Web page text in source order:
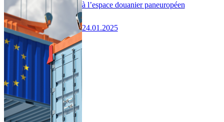
à l’espace douanier paneuropéen
24.01.2025